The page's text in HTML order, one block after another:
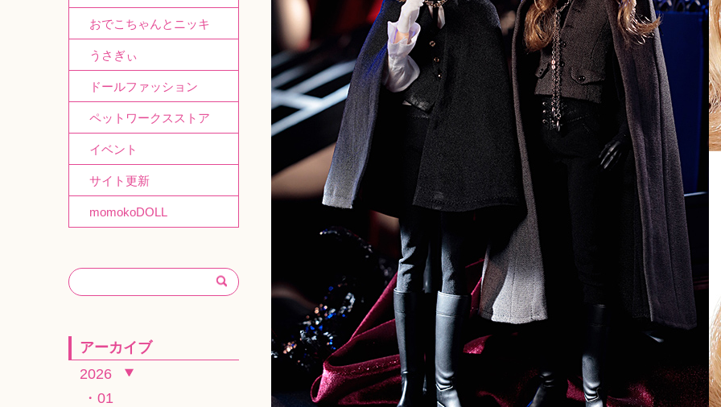
おでこちゃんとニッキ
うさぎぃ
ドールファッション
ペットワークスストア
イベント
サイト更新
momokoDOLL
アーカイブ
2026
01